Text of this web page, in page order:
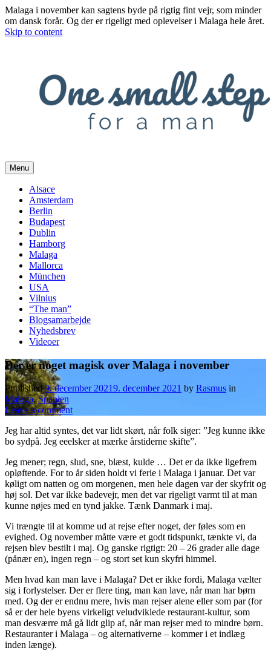
Malaga i november kan sagtens byde på rigtig fint vejr, som minder
om dansk forår. Og der er rigeligt med oplevelser i Malaga hele året.
Skip to content
Menu
Alsace
Amsterdam
Berlin
Budapest
Dublin
Hamborg
Malaga
Mallorca
München
USA
Vilnius
“The man”
Blogsamarbejde
Nyhedsbrev
Videoer
Der er noget magisk over Malaga i november
Published9. december 20219. december 2021 by Rasmus in
Malaga,Spanien
Leave a comment
Jeg har altid syntes, det var lidt skørt, når folk siger: ”Jeg kunne ikke
bo sydpå. Jeg eeelsker at mærke årstiderne skifte”.
Jeg mener; regn, slud, sne, blæst, kulde … Det er da ikke ligefrem
opløftende. For to år siden holdt vi ferie i Malaga i januar. Det var
køligt om natten og om morgenen, men hele dagen var der skyfrit og
høj sol. Det var ikke badevejr, men det var rigeligt varmt til at man
kunne nøjes med en tynd jakke. Tænk Danmark i maj.
Vi trængte til at komme ud at rejse efter noget, der føles som en
evighed. Og november måtte være et godt tidspunkt, tænkte vi, da
rejsen blev bestilt i maj. Og ganske rigtigt: 20 – 26 grader alle dage
(pånær en), ingen regn – og stort set kun skyfri himmel.
Men hvad kan man lave i Malaga? Det er ikke fordi, Malaga vælter
sig i forlystelser. Der er flere ting, man kan lave, når man har børn
med. Og der er endnu mere, hvis man rejser alene eller som par (for
så er der hele byens virkeligt veludviklede restaurant-kultur, som
man desværre må gå lidt glip af, når man rejser med to mindre børn.
Restauranter i Malaga – og alternativerne – kommer i et indlæg
inden længe).